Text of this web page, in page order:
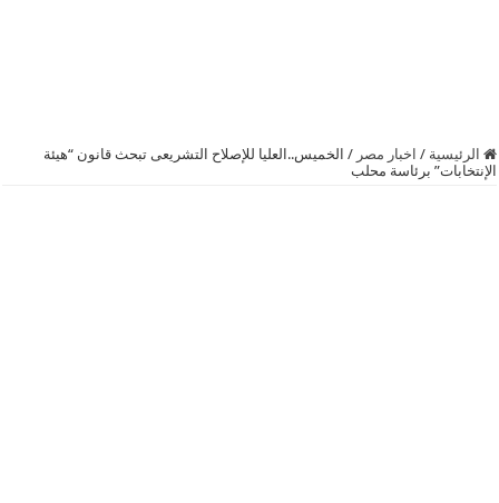
الرئيسية / اخبار مصر / الخميس..العليا للإصلاح التشريعى تبحث قانون “هيئة
الإنتخابات” برئاسة محلب